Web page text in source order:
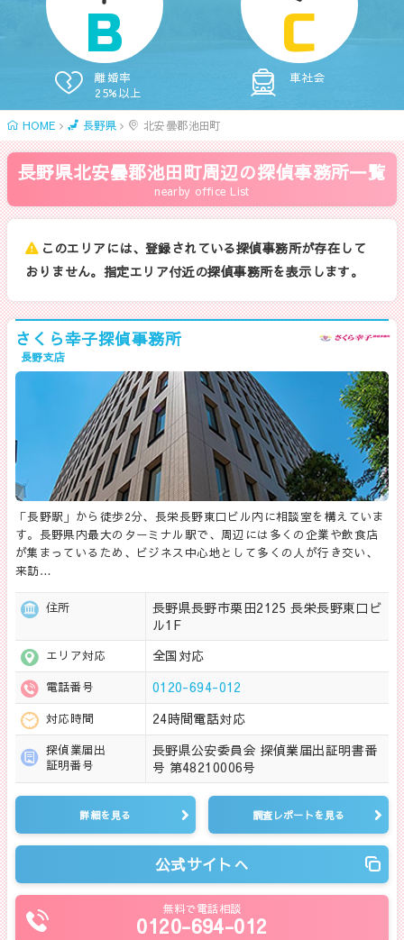
B
離婚率
25%以上
C
車社会
HOME 長野県 北安曇郡池田町
長野県北安曇郡池田町周辺の探偵事務所一覧
nearby office List
このエリアには、登録されている探偵事務所が存在して
おりません。指定エリア付近の探偵事務所を表示します。
さくら幸子探偵事務所
長野支店
「長野駅」から徒歩2分、長栄長野東口ビル内に相談室を構えていま
す。長野県内最大のターミナル駅で、周辺には多くの企業や飲食店
が集まっているため、ビジネス中心地として多くの人が行き交い、
来訪…
住所
長野県長野市栗田2125 長栄長野東口ビ
ル1F
エリア対応 全国対応
電話番号 0120-694-012
対応時間 24時間電話対応
探偵業届出
証明番号
長野県公安委員会 探偵業届出証明書番
号 第48210006号
詳細を見る 調査レポートを見る
公式サイトへ
無料で電話相談
0120-694-012